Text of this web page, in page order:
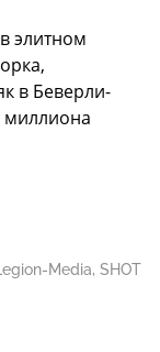
элитном
в Беверли-
миллиона
Media, SHOT